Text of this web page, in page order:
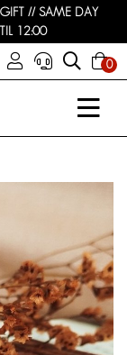
// SAME DAY
12:00
0